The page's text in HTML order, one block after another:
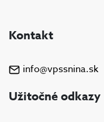
Kontakt
info@vpssnina.sk
Užitočné odkazy